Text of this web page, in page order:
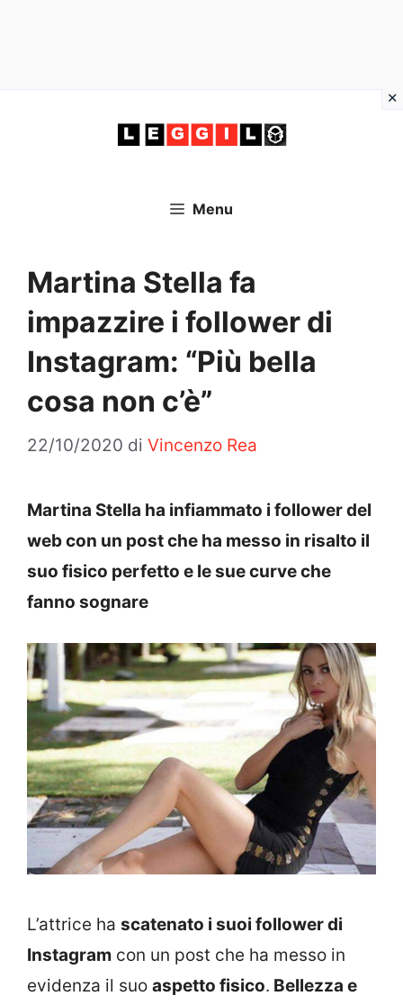
Menu
Martina Stella fa
impazzire i follower di
Instagram: “Più bella
cosa non c’è”
22/10/2020 di Vincenzo Rea
Martina Stella ha infiammato i follower del
web con un post che ha messo in risalto il
suo fisico perfetto e le sue curve che
fanno sognare
L’attrice ha scatenato i suoi follower di
Instagram con un post che ha messo in
evidenza il suo aspetto fisico. Bellezza e